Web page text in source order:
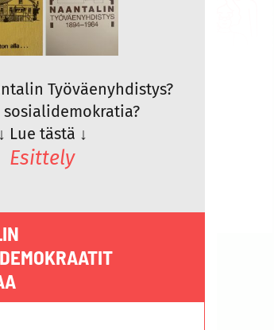
Työväenyhdistys?
↓ Lue tästä ↓
Esittely